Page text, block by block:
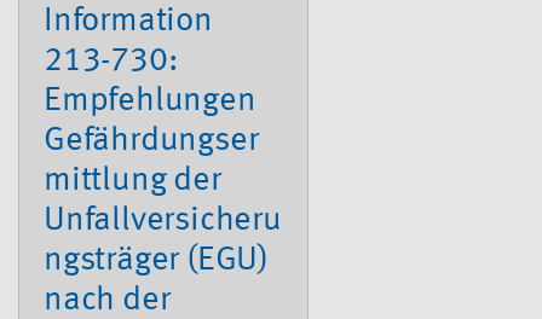
Information
213-730:
Empfehlungen
Gefährdungser
mittlung der
Unfallversicheru
ngsträger (EGU)
nach der